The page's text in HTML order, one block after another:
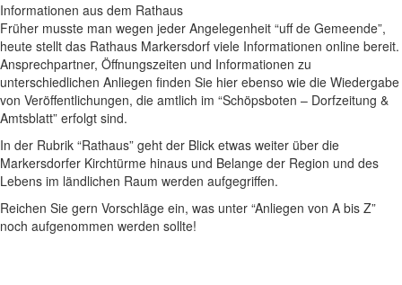
Informationen aus dem Rathaus
Früher musste man wegen jeder Angelegenheit “uff de Gemeende”,
heute stellt das Rathaus Markersdorf viele Informationen online bereit.
Ansprechpartner, Öffnungszeiten und Informationen zu
unterschiedlichen Anliegen finden Sie hier ebenso wie die Wiedergabe
von Veröffentlichungen, die amtlich im “Schöpsboten – Dorfzeitung &
Amtsblatt” erfolgt sind.
In der Rubrik “Rathaus” geht der Blick etwas weiter über die
Markersdorfer Kirchtürme hinaus und Belange der Region und des
Lebens im ländlichen Raum werden aufgegriffen.
Reichen Sie gern Vorschläge ein, was unter “Anliegen von A bis Z”
noch aufgenommen werden sollte!